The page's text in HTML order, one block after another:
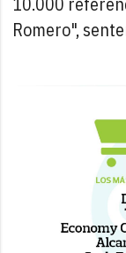
Romero",